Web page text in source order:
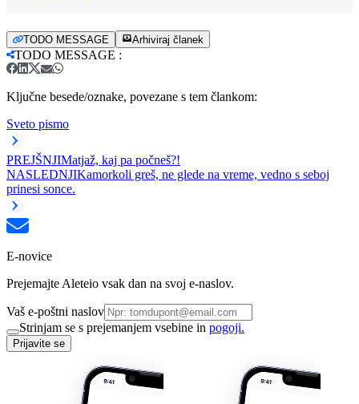
TODO MESSAGE Arhiviraj članek
TODO MESSAGE :
Ključne besede/oznake, povezane s tem člankom:
Sveto pismo
PREJŠNJIMatjaž, kaj pa počneš?!
NASLEDNJIKamorkoli greš, ne glede na vreme, vedno s seboj
prinesi sonce.
E-novice
Prejemajte Aleteio vsak dan na svoj e-naslov.
Vaš e-poštni naslov
Strinjam se s prejemanjem vsebine in pogoji.
Prijavite se